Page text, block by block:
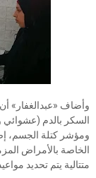
وأضاف «عبدالغفار»
السكر بالدم (عشوائي
ومؤشر كتلة الجسم،
الخاصة بالأمراض
متتالية يتم تحديد